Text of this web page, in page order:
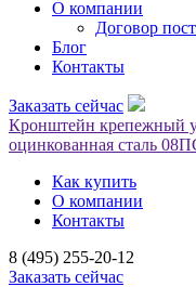
О компании
Договор
Блог
Контакты
Заказать сейчас
Кронштейн крепежный
оцинкованная сталь
Как купить
О компании
Контакты
8 (495) 255-20-12
Заказать сейчас